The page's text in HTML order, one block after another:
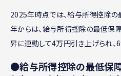
2025年時点では、給与所得控除
年からは、給与所得控除の最低保
昇に連動して4万円引き上げられ、
●給与所得控除の最低保